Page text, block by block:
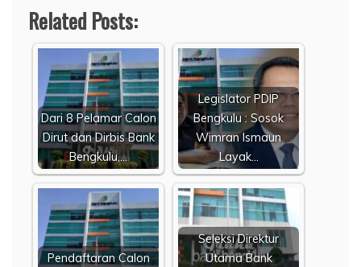
Related Posts:
Dari 8 Pelamar Calon
Dirut dan Dirbis Bank
Bengkulu,…
Legislator PDIP
Bengkulu : Sosok
Wimran Ismaun
Layak…
Pendaftaran Calon
Seleksi Direktur
Utama Bank